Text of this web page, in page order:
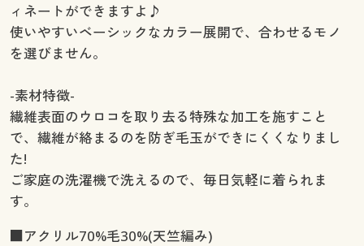
ィネートができますよ♪
使いやすいベーシックなカラー展開で、合わせるモノ
を選びません。
-素材特徴-
繊維表面のウロコを取り去る特殊な加工を施すこと
で、繊維が絡まるのを防ぎ毛玉ができにくくなりまし
た!
ご家庭の洗濯機で洗えるので、毎日気軽に着られま
す。
■アクリル70%毛30%(天竺編み)